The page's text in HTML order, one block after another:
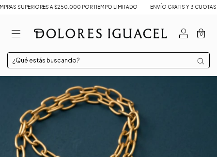
SUPERIORES A $250.000 POR TIEMPO LIMITADO ENVÍO GRATIS Y 3 CUOTAS
0